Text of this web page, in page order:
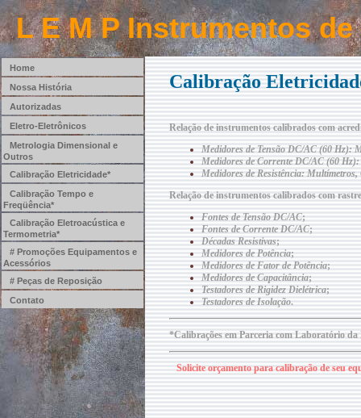
L E M P Instrumentos
Home
Nossa História
Autorizadas
Eletro-Eletrônicos
Metrologia Dimensional e
Outros
Calibração Eletricidade*
Calibração Tempo e
Freqüência*
Calibração Eletroacústica e
Termometria*
# Promoções Equipamentos e
Acessórios
# Peças de Reposição
Contato
Calibração
Relação de instrumentos calibrados com
Medidores de Tensão DC/AC (60 Hz):
Medidores de Corrente DC/AC (60
Medidores de Resistência:
Relação de instrumentos calibrados com
Fontes de Tensão DC/AC;
Fontes de Corrente DC/AC;
Décadas Resistivas;
Medidores de Potência;
Medidores de Fator de Potência;
Medidores de Capacitância;
Testadores de Rigidez Dielétrica;
Testadores de Isolação.
*Calibrações em Parceria com Laboratório da
Solicite orçamento para calibração de seu